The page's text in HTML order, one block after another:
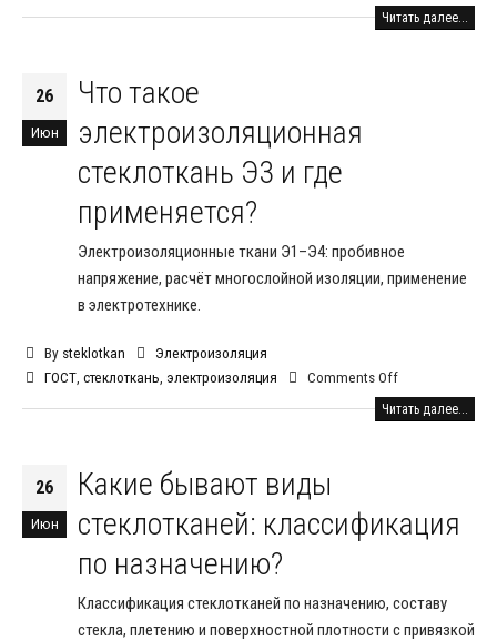
Читать далее...
26
Июн
Что такое
электроизоляционная
стеклоткань Э3 и где
применяется?
Электроизоляционные ткани Э1–Э4: пробивное
напряжение, расчёт многослойной изоляции, применение
в электротехнике.
By steklotkan
Электроизоляция
ГОСТ, стеклоткань электроизоляция Comments Off
Читать далее...
26
Июн
Какие бывают виды
стеклотканей: классификация
по назначению?
Классификация стеклотканей по назначению, составу
стекла, плетению и поверхностной плотности с привязкой